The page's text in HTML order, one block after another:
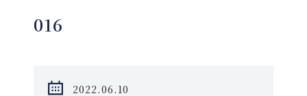
016
2022.06.10